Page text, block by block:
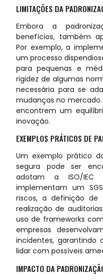
LIMITAÇÕES DA
Embora a
benefícios, também
Por exemplo, a
um processo
para pequenas e
rigidez de algumas
necessária para se
mudanças no
encontrem um
inovação.
EXEMPLOS PRÁTICOS DE
Um exemplo prático
segura pode ser
adotam a ISO/IEC
implementam um
riscos, a definição de
realização de
uso de frameworks
empresas
incidentes, garantindo
lidar com possíveis
IMPACTO DA